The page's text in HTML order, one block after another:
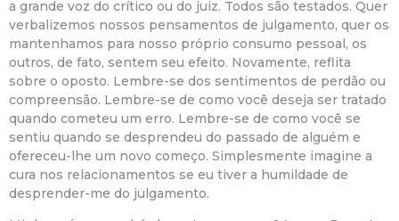
a grande voz do crítico ou do juiz. Todos são testados. Quer
verbalizemos nossos pensamentos de julgamento, quer os
mantenhamos para nosso próprio consumo pessoal, os
outros, de fato, sentem seu efeito. Novamente, reflita
sobre o oposto. Lembre-se dos sentimentos de perdão ou
compreensão. Lembre-se de como você deseja ser tratado
quando cometeu um erro. Lembre-se de como você se
sentiu quando se desprendeu do passado de alguém e
ofereceu-lhe um novo começo. Simplesmente imagine a
cura nos relacionamentos se eu tiver a humildade de
desprender-me do julgamento.